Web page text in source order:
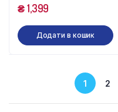
деталей)
₴1,399
Додати в кошик
1 2